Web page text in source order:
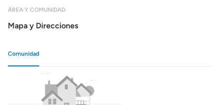
ÁREA Y COMUNIDAD
Mapa y Direcciones
Comunidad